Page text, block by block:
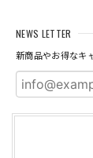
NEWS LETTER
新商品やお得なキ